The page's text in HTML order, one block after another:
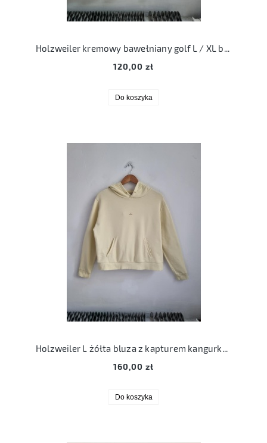
Holzweiler kremowy bawełniany golf L / XL bawełna organiczna ecru
120,00 zł
Do koszyka
Holzweiler L żółta bluza z kapturem kangurka bawełna
160,00 zł
Do koszyka